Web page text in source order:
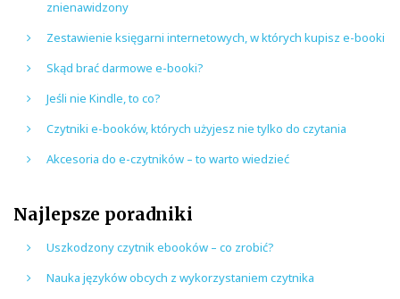
znienawidzony
Zestawienie księgarni internetowych, w których kupisz e-booki
Skąd brać darmowe e-booki?
Jeśli nie Kindle, to co?
Czytniki e-booków, których użyjesz nie tylko do czytania
Akcesoria do e-czytników – to warto wiedzieć
Najlepsze poradniki
Uszkodzony czytnik ebooków – co zrobić?
Nauka języków obcych z wykorzystaniem czytnika